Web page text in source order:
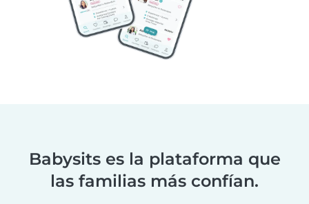
Babysits es la plataforma que
las familias más confían.